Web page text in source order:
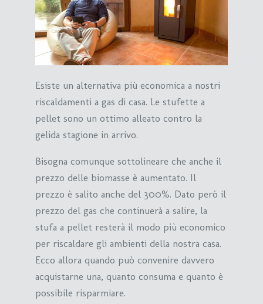
Esiste un alternativa più economica a nostri
riscaldamenti a gas di casa. Le stufette a
pellet sono un ottimo alleato contro la
gelida stagione in arrivo.
Bisogna comunque sottolineare che anche il
prezzo delle biomasse è aumentato. Il
prezzo è salito anche del 300%. Dato però il
prezzo del gas che continuerà a salire, la
stufa a pellet resterà il modo più economico
per riscaldare gli ambienti della nostra casa.
Ecco allora quando può convenire davvero
acquistarne una, quanto consuma e quanto è
possibile risparmiare.